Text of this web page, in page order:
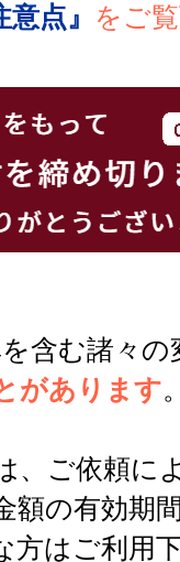
点』
をご
含む諸々
があります
、ご依頼に
額の有効期
方はご利用